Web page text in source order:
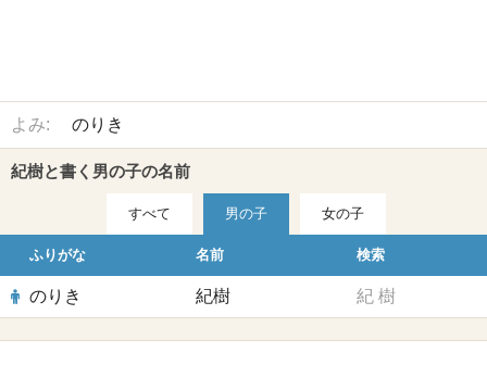
よみ: のりき
紀樹と書く男の子の名前
すべて 男の子 女の子
ふりがな 名前 検索
のりき 紀樹 紀 樹